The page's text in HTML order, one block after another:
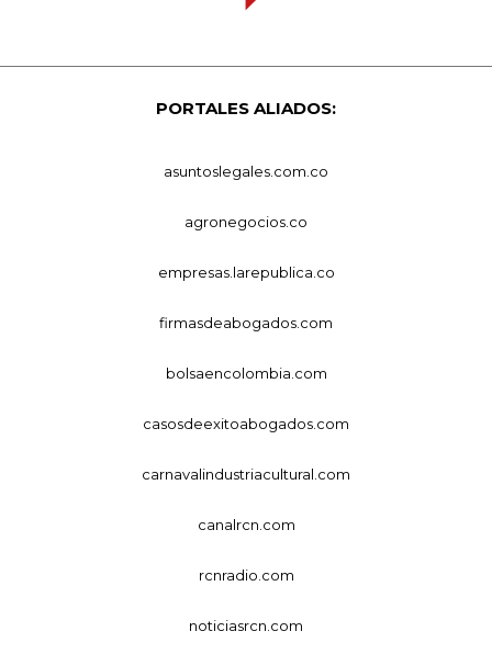
PORTALES ALIADOS:
asuntoslegales.com.co
agronegocios.co
empresas.larepublica.co
firmasdeabogados.com
bolsaencolombia.com
casosdeexitoabogados.com
carnavalindustriacultural.com
canalrcn.com
rcnradio.com
noticiasrcn.com